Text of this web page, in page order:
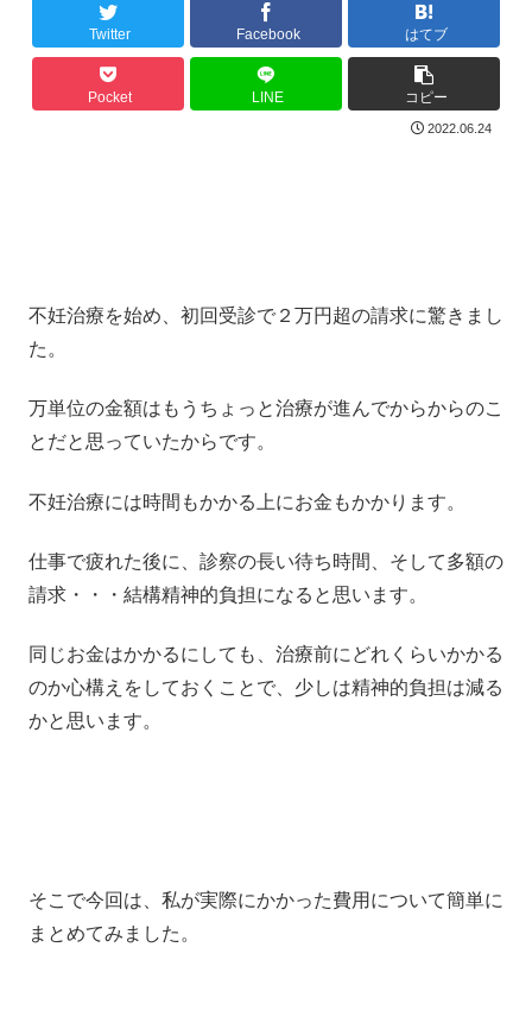
Twitter Facebook はてブ
Pocket LINE コピー
2022.06.24
不妊治療を始め、初回受診で２万円超の請求に驚きまし
た。
万単位の金額はもうちょっと治療が進んでからからのこ
とだと思っていたからです。
不妊治療には時間もかかる上にお金もかかります。
仕事で疲れた後に、診察の長い待ち時間、そして多額の
請求・・・結構精神的負担になると思います。
同じお金はかかるにしても、治療前にどれくらいかかる
のか心構えをしておくことで、少しは精神的負担は減る
かと思います。
そこで今回は、私が実際にかかった費用について簡単に
まとめてみました。